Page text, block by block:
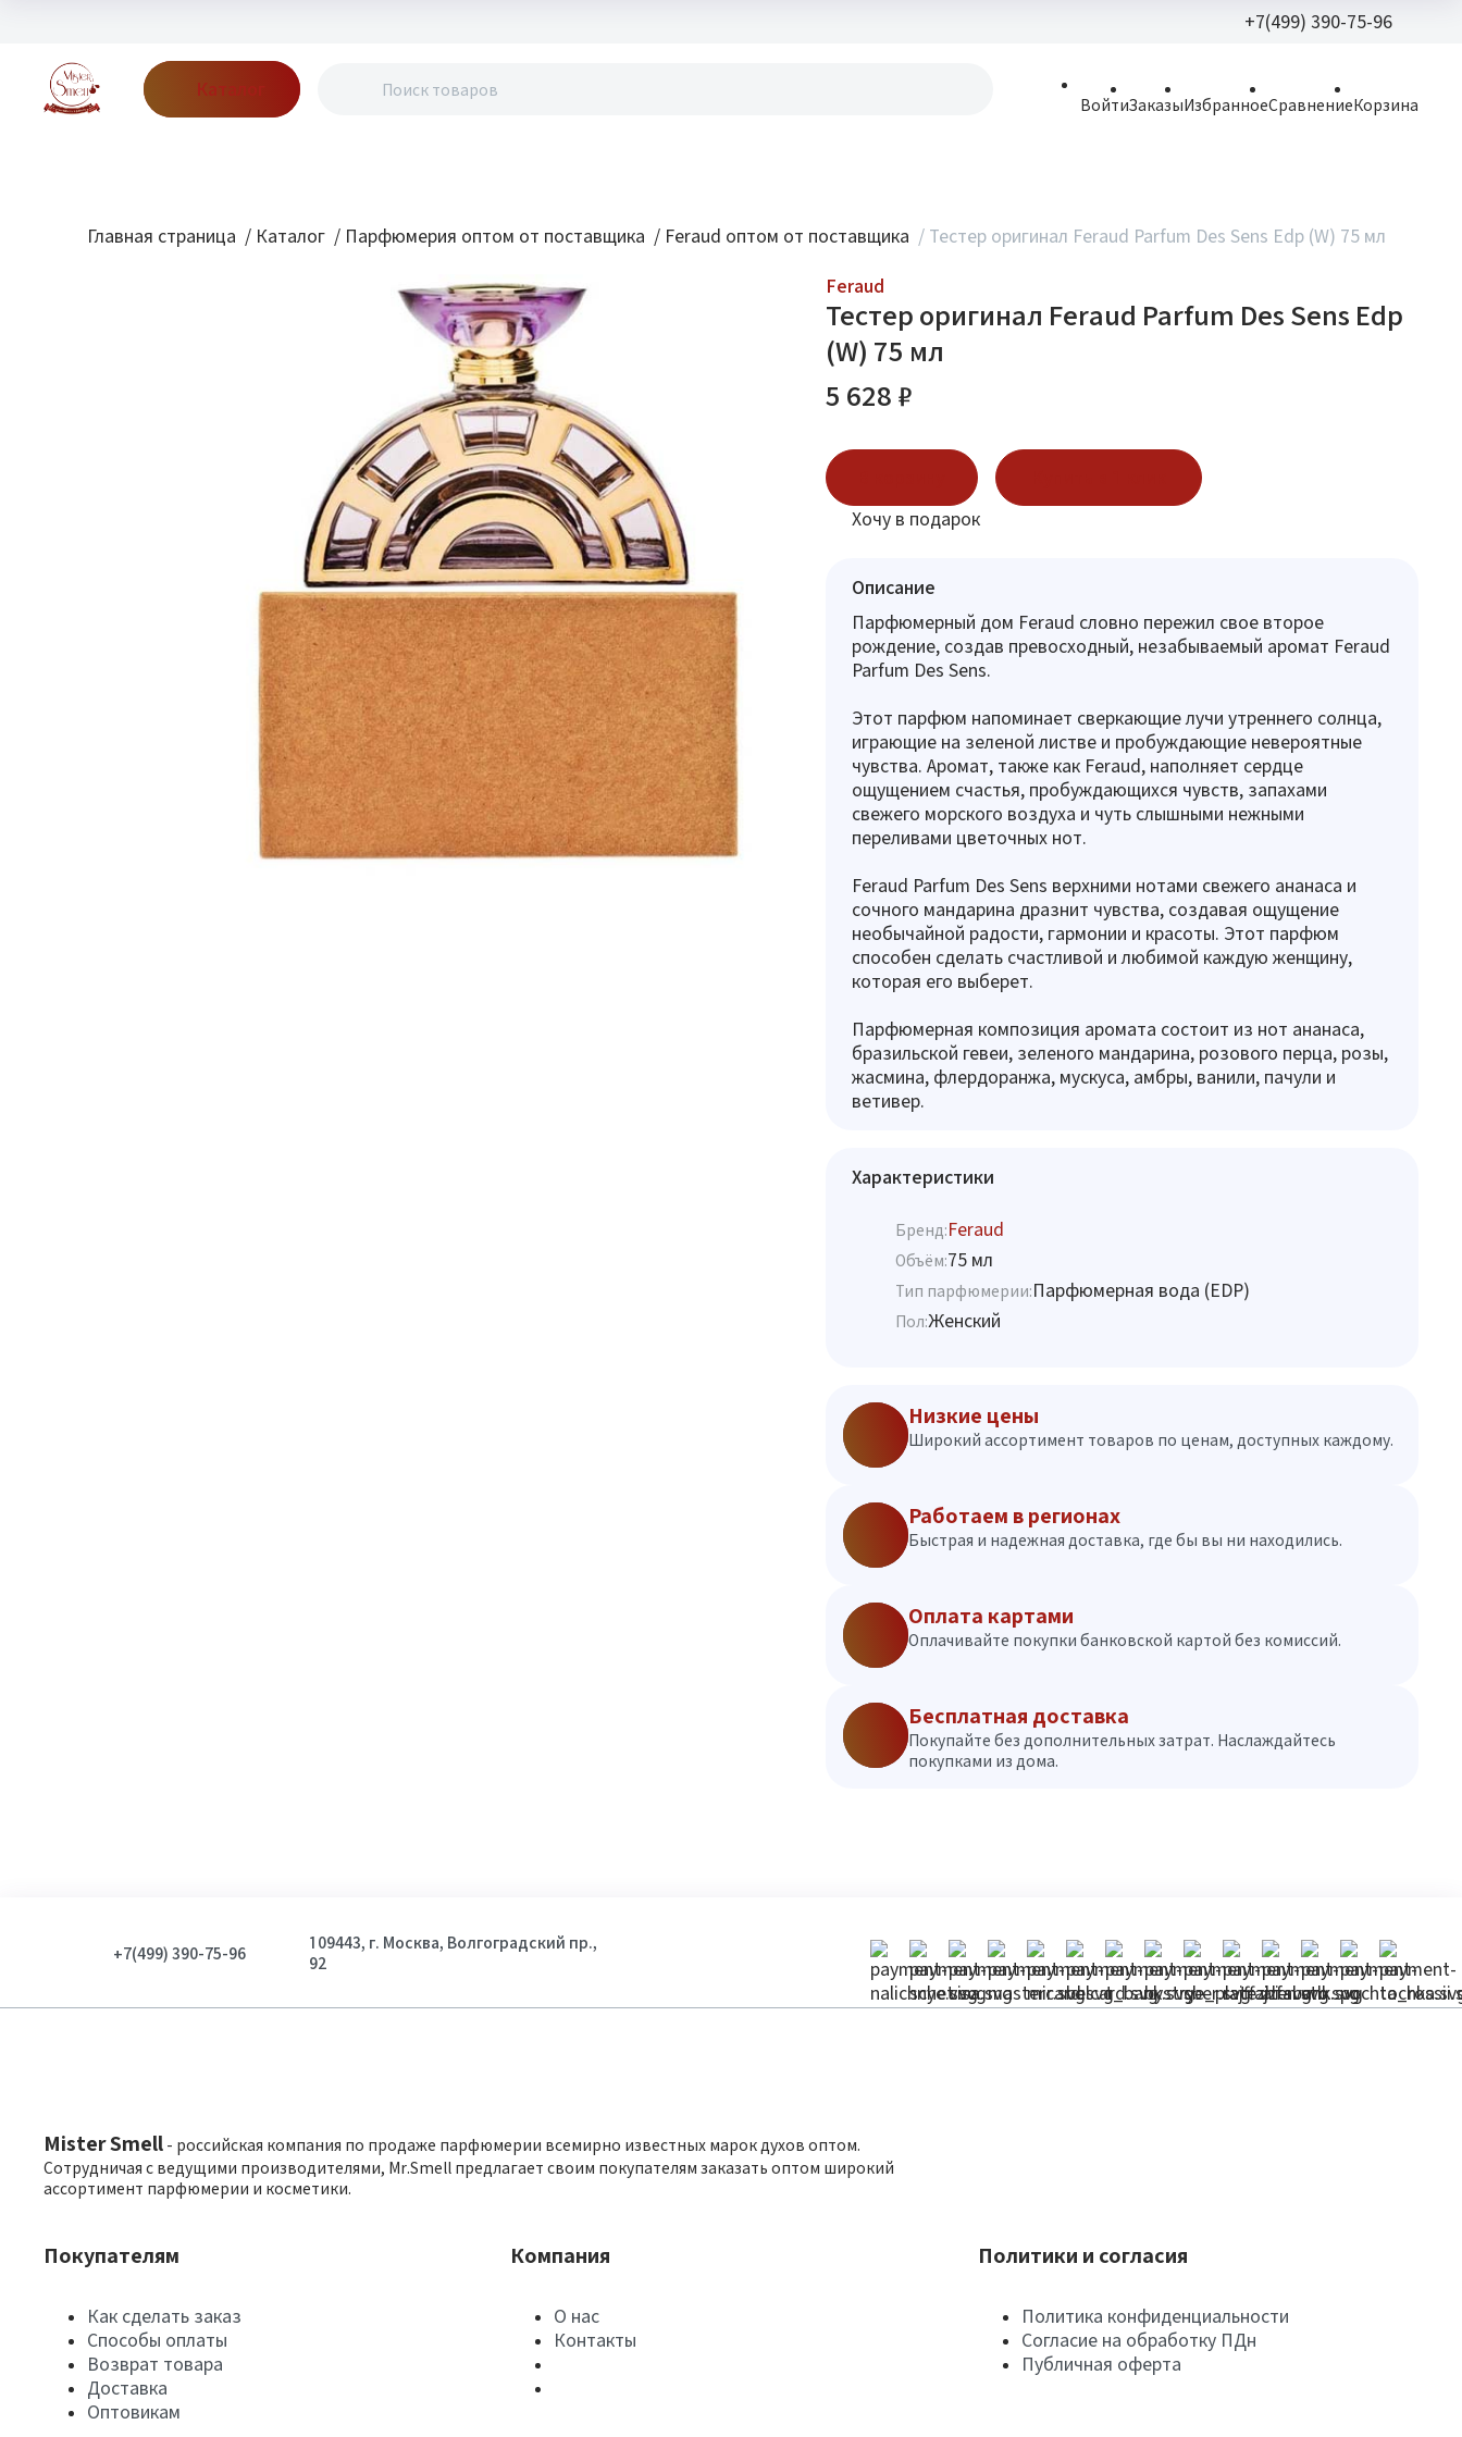
+7(499) 390-75-96
Волгоградский
Каталог
ВойтиЗаказыИзбранноеСравнениеКорзина
Главная страница / Каталог / Парфюмерия оптом от поставщика / Feraud оптом от поставщика / Тестер оригинал Feraud Parfum Des Sens Edp (W) 75 мл
Feraud
Тестер оригинал Feraud Parfum Des Sens Edp
(W) 75 мл
5 628 ₽
Хочу в подарок
Описание
Парфюмерный дом Feraud словно пережил свое второе
рождение, создав превосходный, незабываемый аромат Feraud
Parfum Des Sens.
Этот парфюм напоминает сверкающие лучи утреннего солнца,
играющие на зеленой листве и пробуждающие невероятные
чувства. Аромат, также как Feraud, наполняет сердце
ощущением счастья, пробуждающихся чувств, запахами
свежего морского воздуха и чуть слышными нежными
переливами цветочных нот.
Feraud Parfum Des Sens верхними нотами свежего ананаса и
сочного мандарина дразнит чувства, создавая ощущение
необычайной радости, гармонии и красоты. Этот парфюм
способен сделать счастливой и любимой каждую женщину,
которая его выберет.
Парфюмерная композиция аромата состоит из нот ананаса,
бразильской гевеи, зеленого мандарина, розового перца, розы,
жасмина, флердоранжа, мускуса, амбры, ванили, пачули и
ветивер.
Характеристики
Бренд:Feraud
Объём:75 мл
Тип парфюмерии:Парфюмерная вода (EDP)
Пол:Женский
Низкие цены
Широкий ассортимент товаров по ценам, доступных каждому.
Работаем в регионах
Быстрая и надежная доставка, где бы вы ни находились.
Оплата картами
Оплачивайте покупки банковской картой без комиссий.
Бесплатная доставка
Покупайте без дополнительных затрат. Наслаждайтесь
покупками из дома.
+7(499) 390-75-96
109443, г. Москва, Волгоградский пр.,
92
Mister Smell - российская компания по продаже парфюмерии всемирно известных марок духов оптом.
Сотрудничая с ведущими производителями, Mr.Smell предлагает своим покупателям заказать оптом широкий
ассортимент парфюмерии и косметики.
Покупателям
Как сделать заказ
Способы оплаты
Возврат товара
Доставка
Оптовикам
Компания
О нас
Контакты
Политики и согласия
Политика конфиденциальности
Согласие на обработку ПДн
Публичная оферта